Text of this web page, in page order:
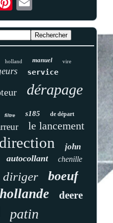
holland manuel vire
service
dérapage
filtre s185 de départ
le lancement
direction john
autocollant chenille
diriger boeuf
hollande deere
patin